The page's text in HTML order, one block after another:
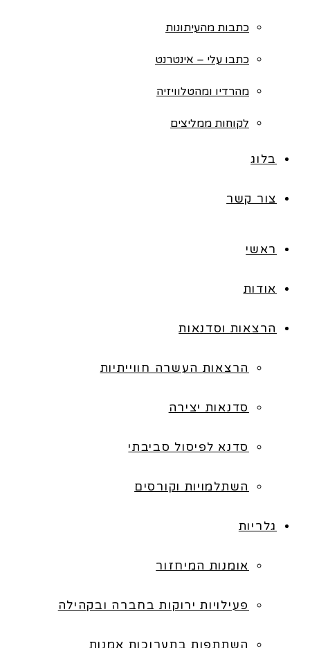
כתבות מהעיתונות
כתבו עלי – אינטרנט
מהרדיו ומהטלוויזיה
לקוחות ממליצים
בלוג
צור קשר
ראשי
אודות
הרצאות וסדנאות
הרצאות העשרה חווייתיות
סדנאות יצירה
סדנא לפיסול סביבתי
השתלמויות וקורסים
גלריות
אומנות המיחזור
פעילויות ירוקות בחברה ובקהילה
השתתפות בתערוכות אמנות